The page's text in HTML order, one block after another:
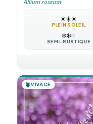
Allium roseum
☀️☀️☀️
PLEIN SOLEIL
❄️❄️❄️
SEMI-RUSTIQUE
🪴VIVACE